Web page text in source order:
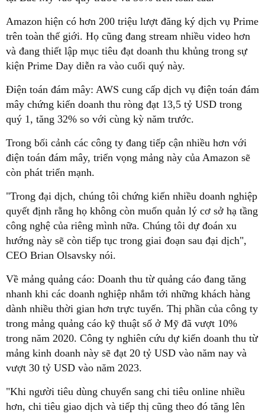
Amazon hiện có hơn 200 triệu lượt đăng ký dịch vụ Prime
trên toàn thế giới. Họ cũng đang stream nhiều video hơn
và đang thiết lập mục tiêu đạt doanh thu khủng trong sự
kiện Prime Day diễn ra vào cuối quý này.
Điện toán đám mây: AWS cung cấp dịch vụ điện toán đám
mây chứng kiến doanh thu ròng đạt 13,5 tỷ USD trong
quý 1, tăng 32% so với cùng kỳ năm trước.
Trong bối cảnh các công ty đang tiếp cận nhiều hơn với
điện toán đám mây, triển vọng mảng này của Amazon sẽ
còn phát triển mạnh.
"Trong đại dịch, chúng tôi chứng kiến nhiều doanh nghiệp
quyết định rằng họ không còn muốn quản lý cơ sở hạ tầng
công nghệ của riêng mình nữa. Chúng tôi dự đoán xu
hướng này sẽ còn tiếp tục trong giai đoạn sau đại dịch",
CEO Brian Olsavsky nói.
Về mảng quảng cáo: Doanh thu từ quảng cáo đang tăng
nhanh khi các doanh nghiệp nhắm tới những khách hàng
dành nhiều thời gian hơn trực tuyến. Thị phần của công ty
trong mảng quảng cáo kỹ thuật số ở Mỹ đã vượt 10%
trong năm 2020. Công ty nghiên cứu dự kiến doanh thu từ
mảng kinh doanh này sẽ đạt 20 tỷ USD vào năm nay và
vượt 30 tỷ USD vào năm 2023.
"Khi người tiêu dùng chuyển sang chi tiêu online nhiều
hơn, chi tiêu giao dịch và tiếp thị cũng theo đó tăng lên